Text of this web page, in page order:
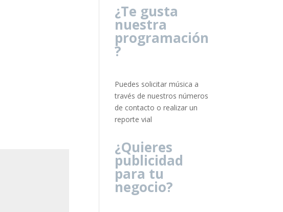
¿Te gusta
nuestra
programación
?
Puedes solicitar música a
través de nuestros números
de contacto o realizar un
reporte vial
¿Quieres
publicidad
para tu
negocio?